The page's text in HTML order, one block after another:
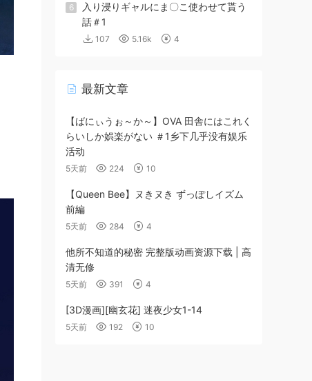
6
入り浸りギャルにま〇こ使わせて貰う
話＃1
107 5.16k 4
最新文章
【ばにぃうぉ～か～】OVA 田舎にはこれく
らいしか娯楽がない ＃1乡下几乎没有娱乐
活动
5天前 224 10
【Queen Bee】ヌきヌき ずっぽしイズム
前編
5天前 284 4
他所不知道的秘密 完整版动画资源下载 | 高
清无修
5天前 391 4
[3D漫画][幽玄花] 迷夜少女1-14
5天前 192 10